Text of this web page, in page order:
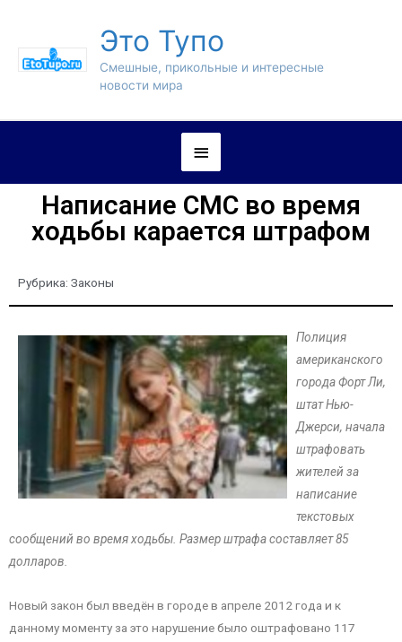
Это Тупо
Смешные, прикольные и интересные
новости мира
Написание СМС во время
ходьбы карается штрафом
Рубрика: Законы
Полиция
американского
города Форт Ли,
штат Нью-
Джерси, начала
штрафовать
жителей за
написание
текстовых
сообщений во время ходьбы. Размер штрафа составляет 85
долларов.
Новый закон был введён в городе в апреле 2012 года и к
данному моменту за это нарушение было оштрафовано 117